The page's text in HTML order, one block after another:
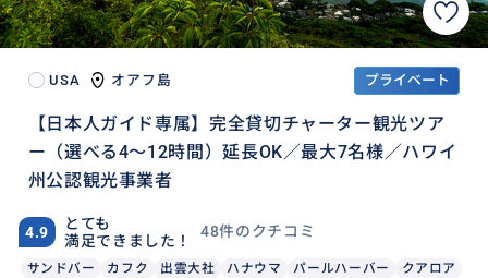
USA オアフ島 プライベート
【日本人ガイド専属】完全貸切チャーター観光ツア
ー（選べる4～12時間）延長OK／最大7名様／ハワイ
州公認観光事業者
4.9
とても
満足できました！
48件のクチコミ
サンドバー カフク 出雲大社 ハナウマ パールハーバー
クアロア